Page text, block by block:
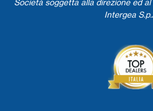
Società soggetta alla direzione ed
Intergea